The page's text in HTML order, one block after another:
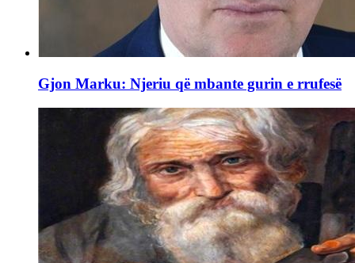
Gjon Marku: Njeriu që mbante gurin e rrufesë